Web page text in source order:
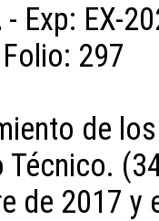
- Exp: EX-
297
de
Técnico.
de 2017 y